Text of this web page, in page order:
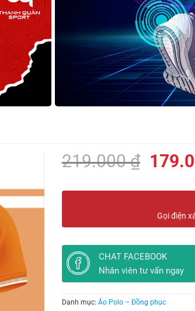
219.000₫ Giá
là:
Gọi điện
CHAT FACEBOOK
Nhân viên tư vấn ngay
Danh mục: Áo Polo – Đồng phục